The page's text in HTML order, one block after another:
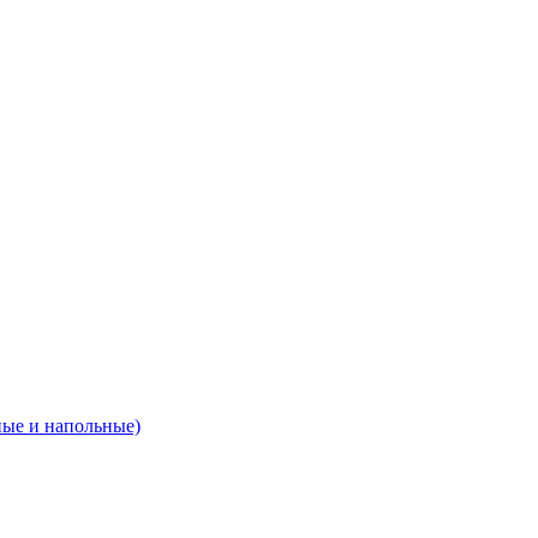
и напольные)